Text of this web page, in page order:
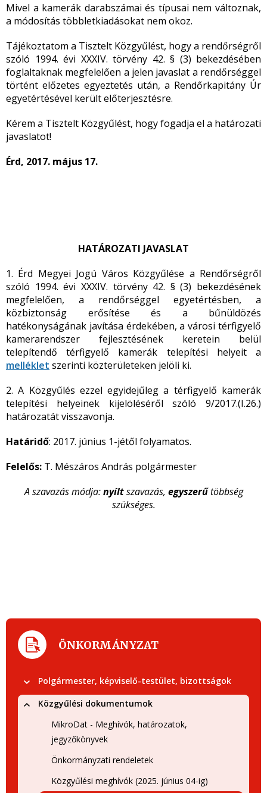
Mivel a kamerák darabszámai és típusai nem változnak,
a módosítás többletkiadásokat nem okoz.
Tájékoztatom a Tisztelt Közgyűlést, hogy a rendőrségről
szóló 1994. évi XXXIV. törvény 42. § (3) bekezdésében
foglaltaknak megfelelően a jelen javaslat a rendőrséggel
történt előzetes egyeztetés után, a Rendőrkapitány Úr
egyetértésével került előterjesztésre.
Kérem a Tisztelt Közgyűlést, hogy fogadja el a határozati
javaslatot!
Érd, 2017. május 17.
HATÁROZATI JAVASLAT
1. Érd Megyei Jogú Város Közgyűlése a Rendőrségről
szóló 1994. évi XXXIV. törvény 42. § (3) bekezdésének
megfelelően, a rendőrséggel egyetértésben, a
közbiztonság erősítése és a bűnüldözés
hatékonyságának javítása érdekében, a városi térfigyelő
kamerarendszer fejlesztésének keretein belül
telepítendő térfigyelő kamerák telepítési helyeit a
melléklet szerinti közterületeken jelöli ki.
2. A Közgyűlés ezzel egyidejűleg a térfigyelő kamerák
telepítési helyeinek kijelöléséről szóló 9/2017.(I.26.)
határozatát visszavonja.
Határidő: 2017. június 1-jétől folyamatos.
Felelős: T. Mészáros András polgármester
A szavazás módja:nyíltszavazás, egyszerűtöbbség
szükséges.
ÖNKORMÁNYZAT
Polgármester, képviselő-testület, bizottságok
Közgyűlési dokumentumok
MikroDat - Meghívók, határozatok,
jegyzőkönyvek
Önkormányzati rendeletek
Közgyűlési meghívók (2025. június 04-ig)